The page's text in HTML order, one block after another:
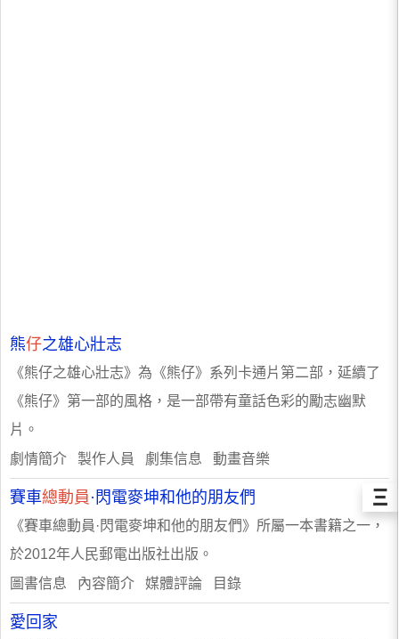
熊仔之雄心壯志
《熊仔之雄心壯志》為《熊仔》系列卡通片第二部，延續了
《熊仔》第一部的風格，是一部帶有童話色彩的勵志幽默
片。
劇情簡介 製作人員 劇集信息 動畫音樂
賽車總動員 ·閃電麥坤和他的朋友們
《賽車總動員·閃電麥坤和他的朋友們》所屬一本書籍之一，
於2012年人民郵電出版社出版。
圖書信息 內容簡介 媒體評論 目錄
愛回家
Ξ